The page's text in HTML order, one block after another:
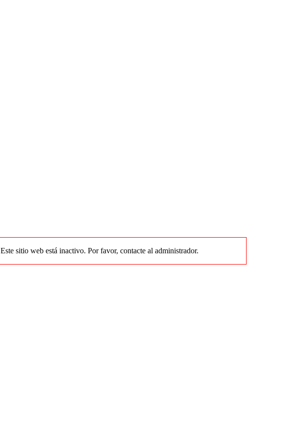
Este sitio web está inactivo. Por favor, contacte al administrador.